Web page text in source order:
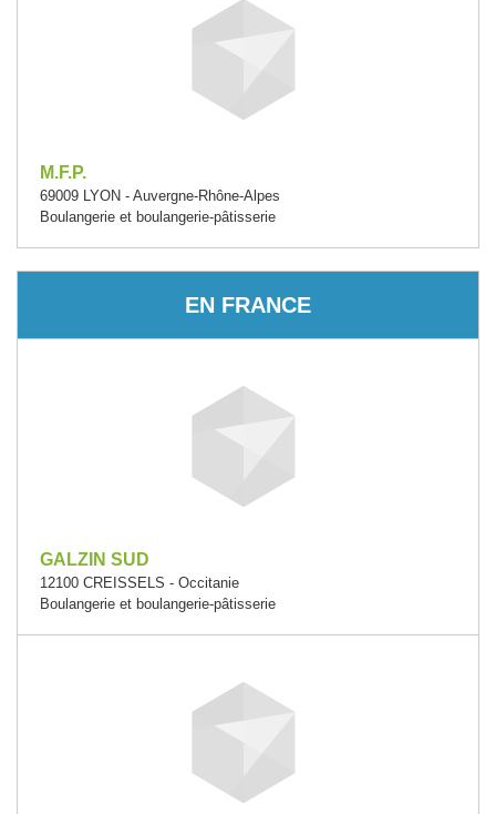
M.F.P.
69009 LYON - Auvergne-Rhône-Alpes
Boulangerie et boulangerie-pâtisserie
EN FRANCE
GALZIN SUD
12100 CREISSELS - Occitanie
Boulangerie et boulangerie-pâtisserie